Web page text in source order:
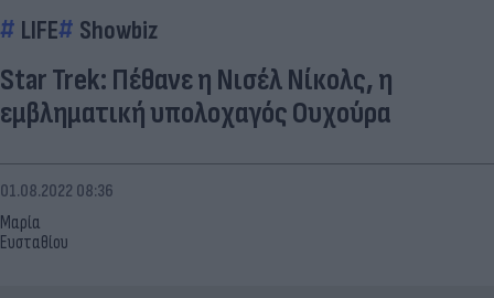
LIFE Showbiz
Star Trek: Πέθανε η Νισέλ Νίκολς, η
εμβληματική υπολοχαγός Ουχούρα
Μαρία
Ευσταθίου
01.08.2022 08:36